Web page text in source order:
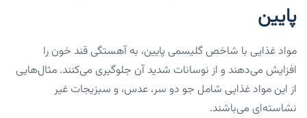
پایین
مواد غذایی با شاخص گلیسمی پایین، به آهستگی قند خون را
افزایش می‌دهند و از نوسانات شدید آن جلوگیری می‌کنند. مثال‌هایی
از این مواد غذایی شامل جو دو سر، عدس، و سبزیجات غیر
نشاسته‌ای می‌باشند.